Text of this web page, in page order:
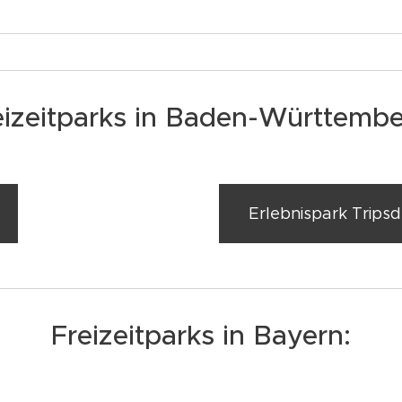
in Baden-
Erlebnispark
Freizeitparks in Bayern: